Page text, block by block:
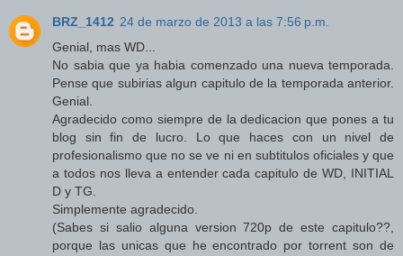
BRZ_1412 24 de marzo de 2013 a las 7:56 p.m.
Genial, mas WD...
No sabia que ya habia comenzado una nueva temporada.
Pense que subirias algun capitulo de la temporada anterior.
Genial.
Agradecido como siempre de la dedicacion que pones a tu
blog sin fin de lucro. Lo que haces con un nivel de
profesionalismo que no se ve ni en subtitulos oficiales y que
a todos nos lleva a entender cada capitulo de WD, INITIAL
D y TG.
Simplemente agradecido.
(Sabes si salio alguna version 720p de este capitulo??,
porque las unicas que he encontrado por torrent son de